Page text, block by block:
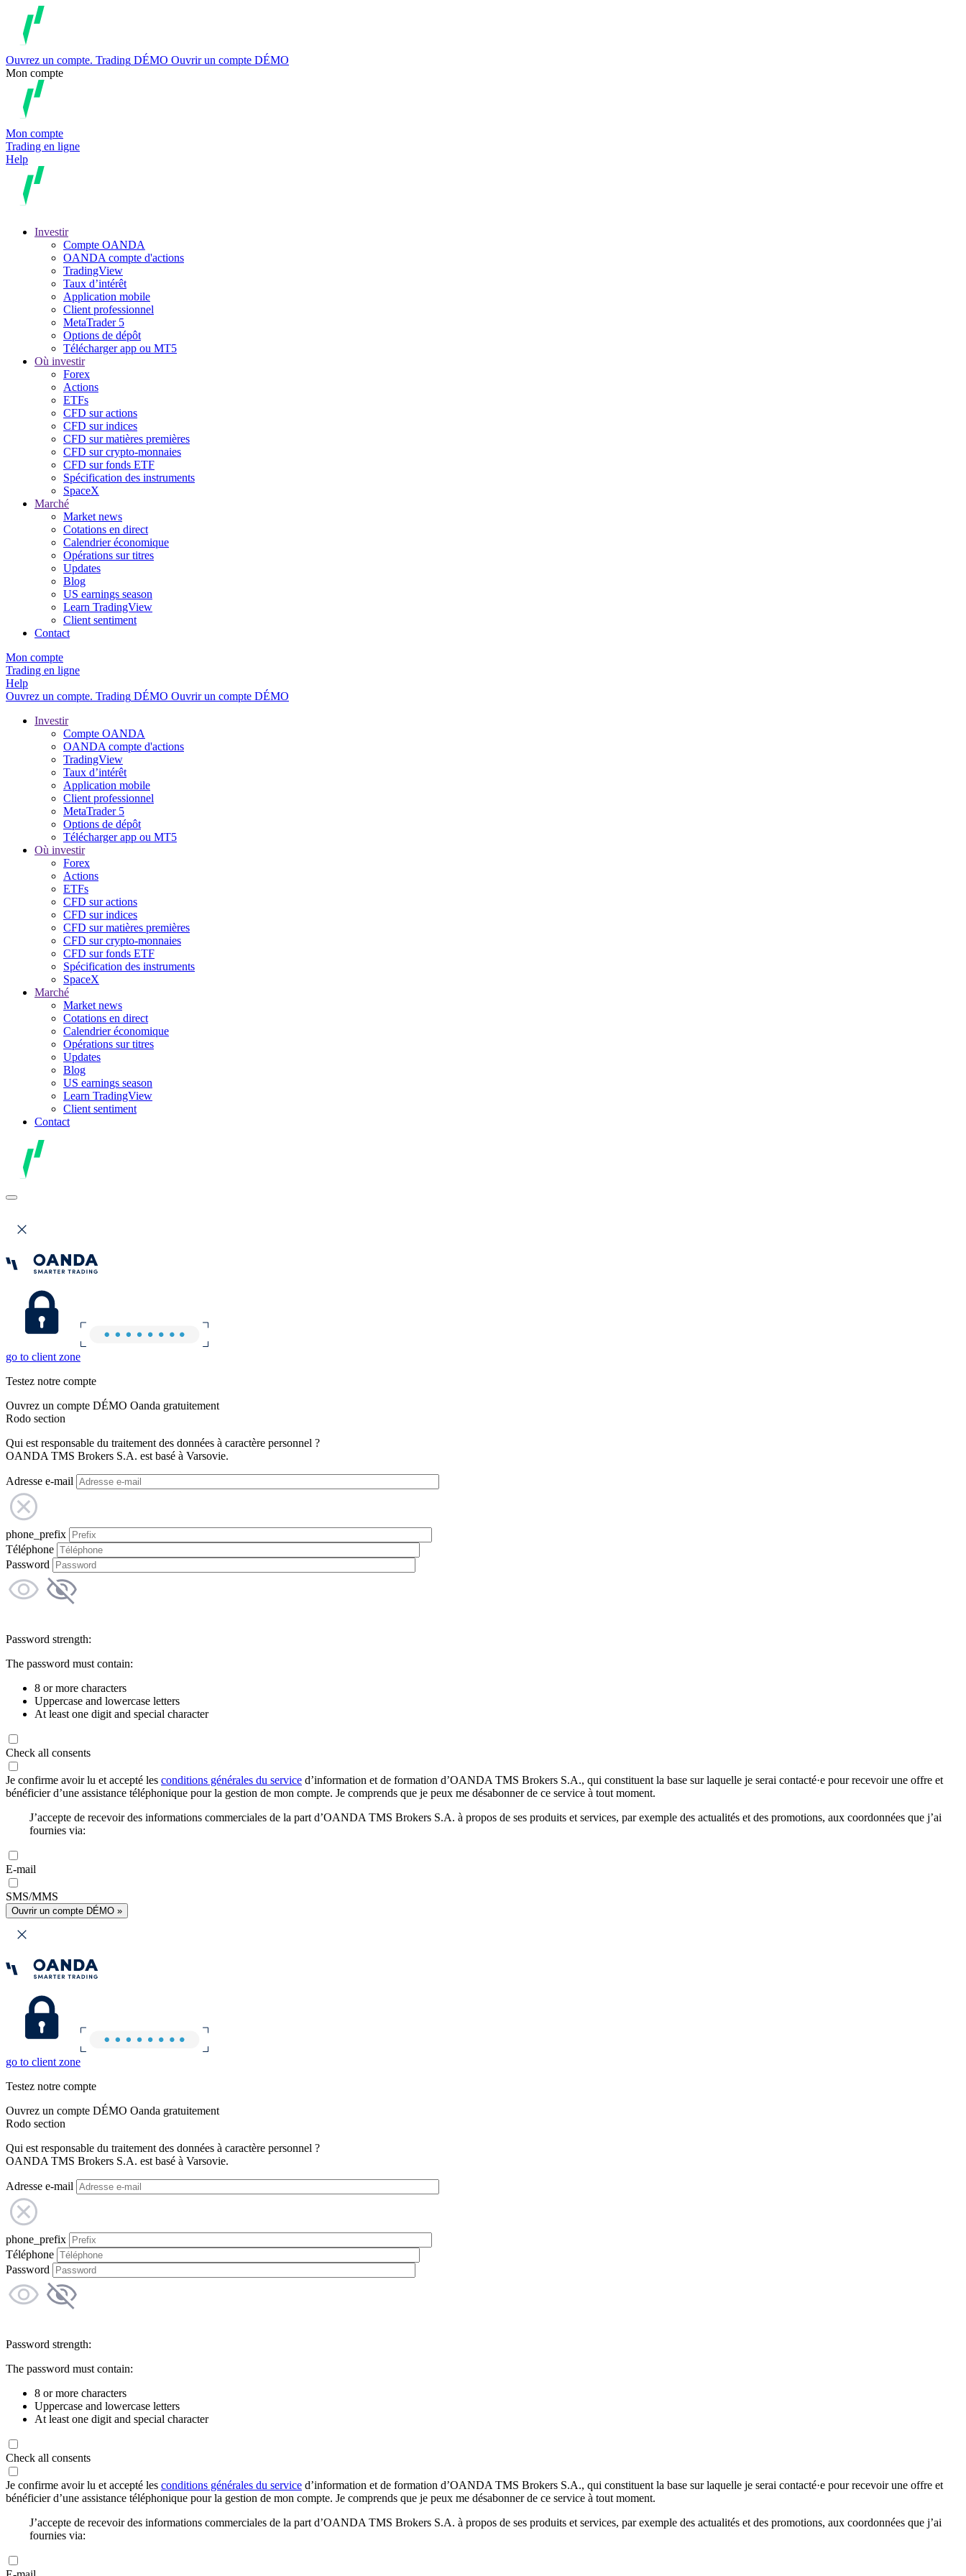
Ouvrez un compte. Trading DÉMO Ouvrir un compte DÉMO
Mon compte
Mon compte
Trading en ligne
Help
Investir
Compte OANDA
OANDA compte d'actions
TradingView
Taux d’intérêt
Application mobile
Client professionnel
MetaTrader 5
Options de dépôt
Télécharger app ou MT5
Où investir
Forex
Actions
ETFs
CFD sur actions
CFD sur indices
CFD sur matières premières
CFD sur crypto-monnaies
CFD sur fonds ETF
Spécification des instruments
SpaceX
Marché
Market news
Cotations en direct
Calendrier économique
Opérations sur titres
Updates
Blog
US earnings season
Learn TradingView
Client sentiment
Contact
Mon compte
Trading en ligne
Help
Ouvrez un compte. Trading DÉMO Ouvrir un compte DÉMO
Investir
Compte OANDA
OANDA compte d'actions
TradingView
Taux d’intérêt
Application mobile
Client professionnel
MetaTrader 5
Options de dépôt
Télécharger app ou MT5
Où investir
Forex
Actions
ETFs
CFD sur actions
CFD sur indices
CFD sur matières premières
CFD sur crypto-monnaies
CFD sur fonds ETF
Spécification des instruments
SpaceX
Marché
Market news
Cotations en direct
Calendrier économique
Opérations sur titres
Updates
Blog
US earnings season
Learn TradingView
Client sentiment
Contact
go to client zone
Testez notre compte
Ouvrez un compte DÉMO Oanda gratuitement
Rodo section
Qui est responsable du traitement des données à caractère personnel ?
OANDA TMS Brokers S.A. est basé à Varsovie.
Adresse e-mail
phone_prefix
Téléphone
Password
Password strength:
The password must contain:
8 or more characters
Uppercase and lowercase letters
At least one digit and special character
Check all consents
Je confirme avoir lu et accepté les conditions générales du service d’information et de formation d’OANDA TMS Brokers S.A., qui constituent la base sur laquelle je serai contacté·e pour recevoir une offre et
bénéficier d’une assistance téléphonique pour la gestion de mon compte. Je comprends que je peux me désabonner de ce service à tout moment.
J’accepte de recevoir des informations commerciales de la part d’OANDA TMS Brokers S.A. à propos de ses produits et services, par exemple des actualités et des promotions, aux coordonnées que j’ai
fournies via:
E-mail
SMS/MMS
Ouvrir un compte DÉMO »
go to client zone
Testez notre compte
Ouvrez un compte DÉMO Oanda gratuitement
Rodo section
Qui est responsable du traitement des données à caractère personnel ?
OANDA TMS Brokers S.A. est basé à Varsovie.
Adresse e-mail
phone_prefix
Téléphone
Password
Password strength:
The password must contain:
8 or more characters
Uppercase and lowercase letters
At least one digit and special character
Check all consents
Je confirme avoir lu et accepté les conditions générales du service d’information et de formation d’OANDA TMS Brokers S.A., qui constituent la base sur laquelle je serai contacté·e pour recevoir une offre et
bénéficier d’une assistance téléphonique pour la gestion de mon compte. Je comprends que je peux me désabonner de ce service à tout moment.
J’accepte de recevoir des informations commerciales de la part d’OANDA TMS Brokers S.A. à propos de ses produits et services, par exemple des actualités et des promotions, aux coordonnées que j’ai
fournies via: